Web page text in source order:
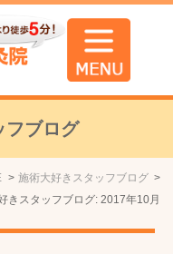
フブログ
施術大好きスタッフブログ
きスタッフブログ: 2017年10月